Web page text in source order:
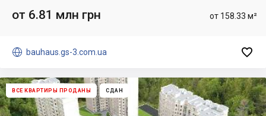
от 158.33 м²
от 6.81 млн грн
 bauhaus.gs-3.com.ua 
ВСЕ КВАРТИРЫ ПРОДАНЫ СДАН